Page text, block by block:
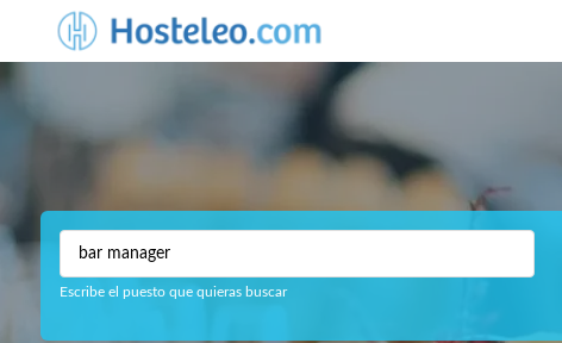
Escribe el puesto que quieras buscar